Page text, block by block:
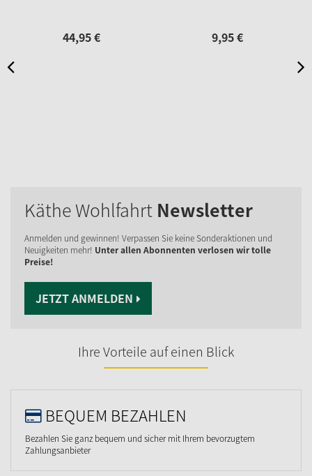
44,95€ 9,95€
Käthe Wohlfahrt Newsletter
Anmelden und gewinnen! Verpassen Sie keine Sonderaktionen und
Neuigkeiten mehr! Unter allen Abonnenten verlosen wir tolle
Preise!
JETZT ANMELDEN
Ihre Vorteile auf einen Blick
BEQUEM BEZAHLEN
Bezahlen Sie ganz bequem und sicher mit Ihrem bevorzugtem
Zahlungsanbieter